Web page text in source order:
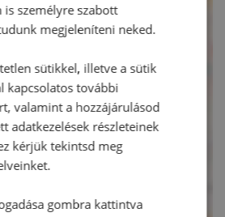
személyre szabott
megjeleníteni neked.
sütikkel, illetve a sütik
kapcsolatos további
valamint a hozzájárulásod
adatkezelések részleteinek
kérjük tekintsd meg
gombra kattintva